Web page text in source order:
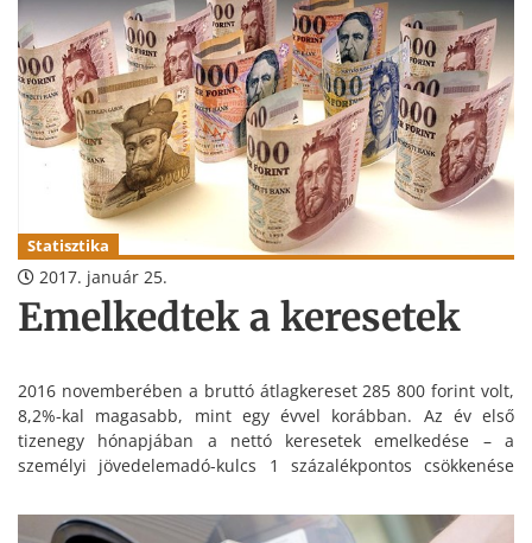
Statisztika
2017. január 25.
Emelkedtek a keresetek
2016 novemberében a bruttó átlagkereset 285 800 forint volt,
8,2%-kal magasabb, mint egy évvel korábban. Az év első
tizenegy hónapjában a nettó keresetek emelkedése – a
személyi jövedelemadó-kulcs 1 százalékpontos csökkenése
7,8% volt.